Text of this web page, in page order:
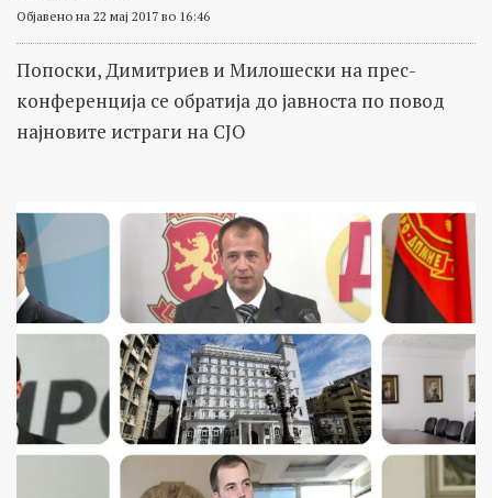
Објавено на 22 мај 2017 во 16:46
Попоски, Димитриев и Милошески на прес-
конференција се обратија до јавноста по повод
најновите истраги на СЈО